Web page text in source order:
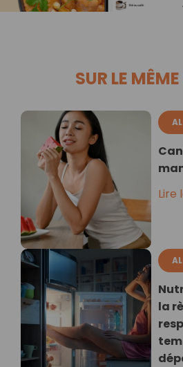
SUR LE
Lire
la